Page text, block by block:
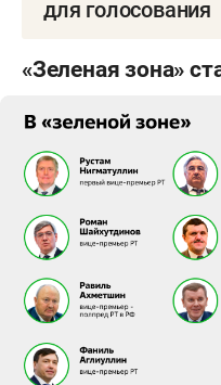
для голосования
В составе
министры,
голосование мы
них. Например, не
министра Татарстана
Песошина, о
которого мы
интеллект
природный талант
ценит раис республики
«Зеленая зона»